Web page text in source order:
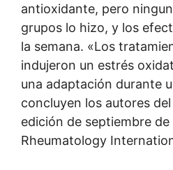
antioxidante, pero
grupos lo hizo, y los
la semana. «Los
indujeron un estrés
una adaptación durante
concluyen los autores
edición de septiembre de
Rheumatology